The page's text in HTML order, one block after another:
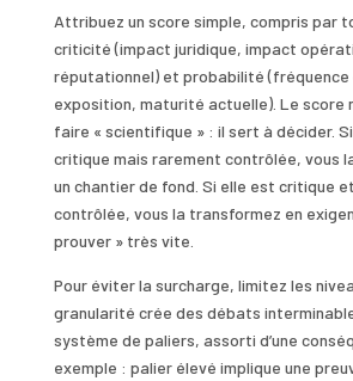
Attribuez un score simple, compris par
criticité (impact juridique, impact
réputationnel) et probabilité (fréquence
exposition, maturité actuelle). Le score
faire « scientifique » : il sert à décider.
critique mais rarement contrôlée, vous
un chantier de fond. Si elle est critique
contrôlée, vous la transformez en
prouver » très vite.
Pour éviter la surcharge, limitez les
granularité crée des débats
système de paliers, assorti d’une
exemple : palier élevé implique une